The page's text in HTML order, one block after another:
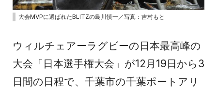
大会MVPに選ばれたBLITZの島川慎一／写真：吉村もと
ウィルチェアーラグビーの日本最高峰の
大会「日本選手権大会」が12月19日から3
日間の日程で、千葉市の千葉ポートアリ